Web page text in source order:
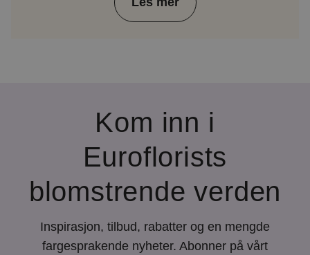
Kom inn i
Euroflorists
blomstrende verden
Inspirasjon, tilbud, rabatter og en mengde
fargesprakende nyheter. Abonner på vårt